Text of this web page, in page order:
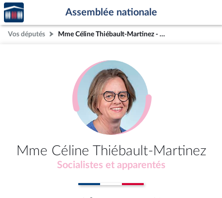
Aller au contenu
Aller en bas de la page
Accèder
à la
page
d'accueil
Assemblée nationale
Vos députés Mme Céline Thiébault-Martinez - Seine-et-Marne (9e circonscription)
Mme Céline Thiébault-Martinez
Socialistes et apparentés